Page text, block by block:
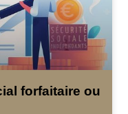
forfaitaire ou